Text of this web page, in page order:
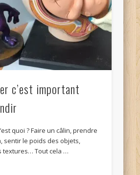
c’est important
quoi ? Faire un câlin, prendre
sentir le poids des objets,
textures… Tout cela …